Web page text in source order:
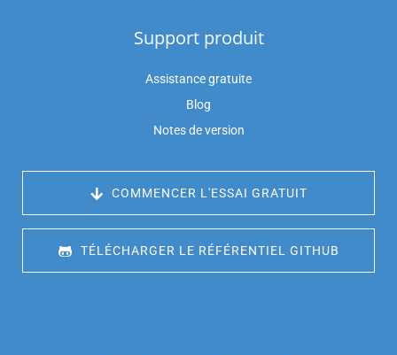
Support produit
Assistance gratuite
Blog
Notes de version
COMMENCER L'ESSAI GRATUIT
TÉLÉCHARGER LE RÉFÉRENTIEL GITHUB